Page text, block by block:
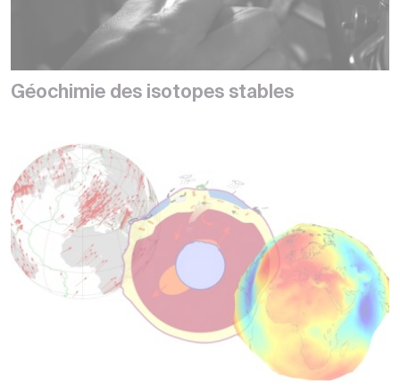
Géochimie des isotopes stables